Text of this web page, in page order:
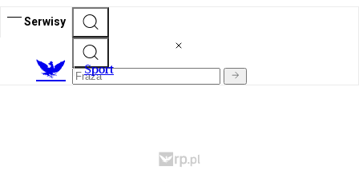
Serwisy
Sport